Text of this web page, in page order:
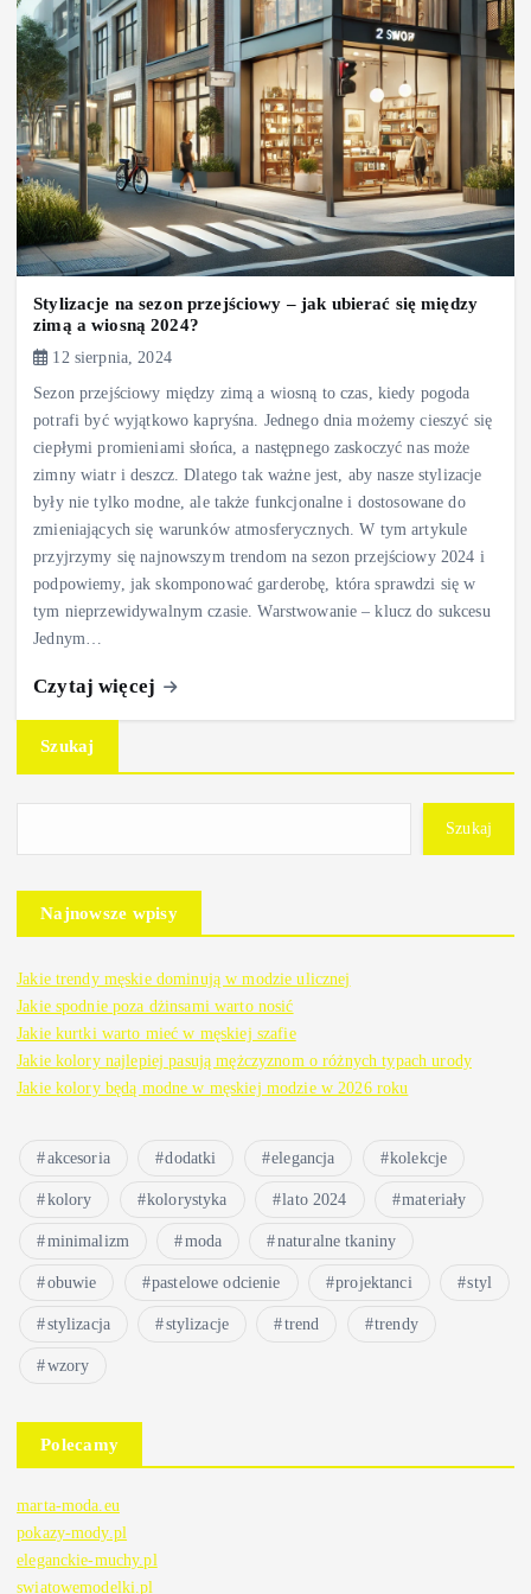
Stylizacje na sezon przejściowy – jak ubierać się między
zimą a wiosną 2024?
12 sierpnia, 2024
Sezon przejściowy między zimą a wiosną to czas, kiedy pogoda
potrafi być wyjątkowo kapryśna. Jednego dnia możemy cieszyć się
ciepłymi promieniami słońca, a następnego zaskoczyć nas może
zimny wiatr i deszcz. Dlatego tak ważne jest, aby nasze stylizacje
były nie tylko modne, ale także funkcjonalne i dostosowane do
zmieniających się warunków atmosferycznych. W tym artykule
przyjrzymy się najnowszym trendom na sezon przejściowy 2024 i
podpowiemy, jak skomponować garderobę, która sprawdzi się w
tym nieprzewidywalnym czasie. Warstwowanie – klucz do sukcesu
Jednym…
Czytaj więcej
Szukaj
Szukaj
Najnowsze wpisy
Jakie trendy męskie dominują w modzie ulicznej
Jakie spodnie poza dżinsami warto nosić
Jakie kurtki warto mieć w męskiej szafie
Jakie kolory najlepiej pasują mężczyznom o różnych typach urody
Jakie kolory będą modne w męskiej modzie w 2026 roku
akcesoria dodatki elegancja kolekcje
kolory kolorystyka lato 2024 materiały
minimalizm moda naturalne tkaniny
obuwie pastelowe odcienie projektanci styl
stylizacja stylizacje trend trendy
wzory
Polecamy
marta-moda.eu
pokazy-mody.pl
eleganckie-muchy.pl
swiatowemodelki.pl